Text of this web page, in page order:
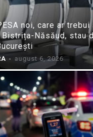
noi, care ar
Năsăud, stau
- august 6, 2026